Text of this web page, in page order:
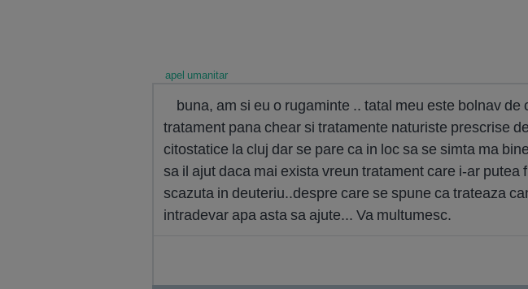
apel umanitar
buna, am si eu o rugaminte .. tatal meu este bolnav
tratament pana chear si tratamente naturiste prescrise
citostatice la cluj dar se pare ca in loc sa se simta ma
sa il ajut daca mai exista vreun tratament care i-ar
scazuta in deuteriu..despre care se spune ca trateaza
intradevar apa asta sa ajute... Va multumesc.